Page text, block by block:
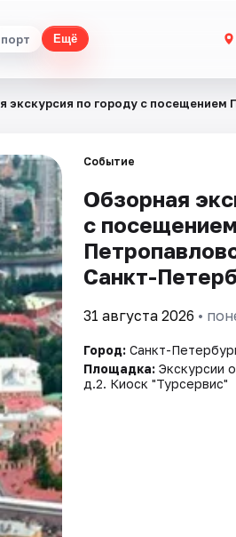
Ещё
экскурсия по городу с посещением
Событие
Обзорная
с посещением
Санкт-
31 августа 2026 •
Город: Санкт-
Площадка: Экскурсии
д.2. Киоск "Турсервис"